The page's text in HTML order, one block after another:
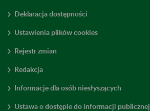
Deklaracja dostępności
Ustawienia plików cookies
Rejestr zmian
Redakcja
Informacje dla osób niesłyszących
Ustawa o dostępie do informacji publicznej